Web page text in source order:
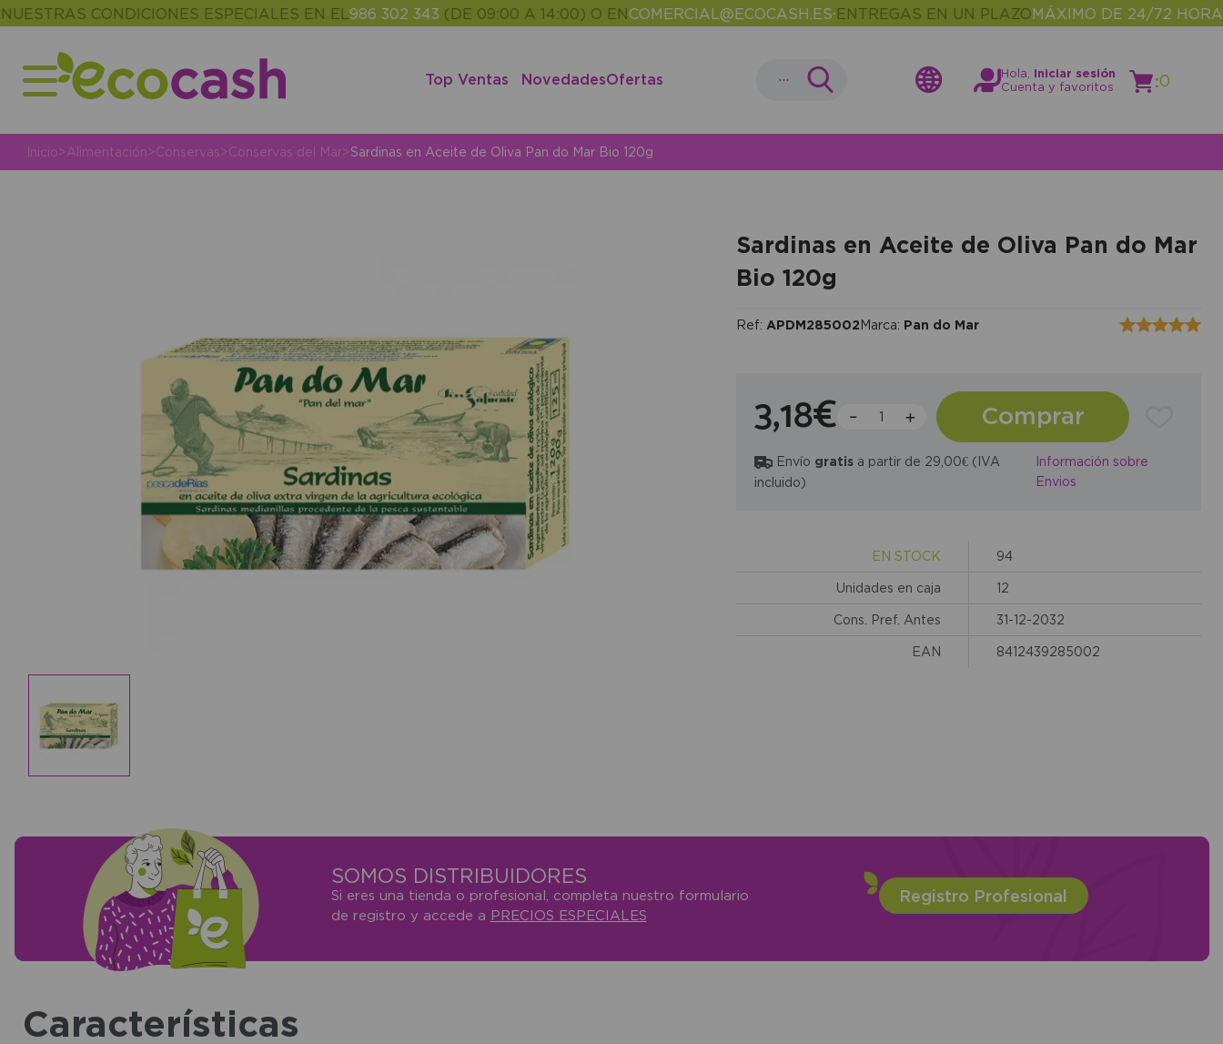
CONDICIONES ESPECIALES EN EL 986 302 343 (DE 09:00 A 14:00) O ENCOMERCIAL@ECOCASH.ES•ENTREGAS EN UN PLAZO MÁXIMO DE 24/72 HORAS•
Top Ventas NovedadesOfertas ... Hola,
Iniciar sesión
Cuenta y favoritos
:0
Inicio> Alimentación> Conservas> Conservas del Mar> Sardinas en Aceite de Oliva Pan do Mar Bio 120g
Sardinas en Aceite de Oliva Pan do Mar
Bio 120g
Ref: APDM285002 Marca: Pan do Mar
3,18€ Comprar
Envío gratisa partir de 29,00€ (IVA
incluido)
Información sobre
Envios
EN STOCK 94
Unidades en caja 12
Cons. Pref. Antes 31-12-2032
EAN 8412439285002
SOMOS DISTRIBUIDORES
Si eres una tienda o profesional, completa nuestro formulario
de registro y accede a PRECIOS ESPECIALES
Registro Profesional
Características